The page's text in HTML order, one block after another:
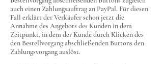
auch einen Zahlungsauftrag an PayPal. Für diesen
Fall erklärt der Verkäufer schon jetzt die
Annahme des Angebots des Kunden in dem
Zeitpunkt, in dem der Kunde durch Klicken des
den Bestellvorgang abschließenden Buttons den
Zahlungsvorgang auslöst.